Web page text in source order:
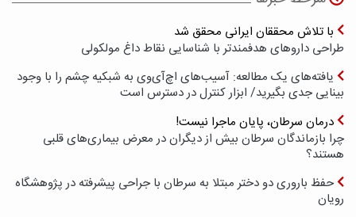
با تلاش محققان ایرانی محقق شد
طراحی داروهای هدفمندتر با شناسایی نقاط داغ مولکولی
یافته‌های یک مطالعه: آسیب‌های اچ‌آی‌وی به شبکیه چشم را با وجود
بینایی جدی بگیرید/ ابزار کنترل در دسترس است
درمان سرطان، پایان ماجرا نیست!
چرا بازماندگان سرطان بیش از دیگران در معرض بیماری‌های قلبی
هستند؟
حفظ باروری دو دختر مبتلا به سرطان با جراحی پیشرفته در پژوهشگاه
رویان